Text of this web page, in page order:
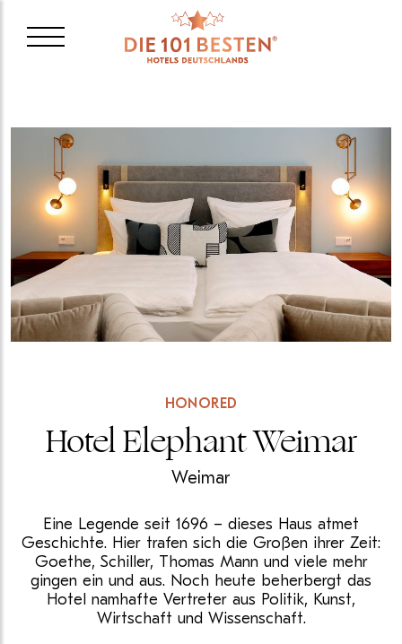
HONORED
Hotel Elephant Weimar
Weimar
Eine Legende seit 1696 – dieses Haus atmet
Geschichte. Hier trafen sich die Großen ihrer Zeit:
Goethe, Schiller, Thomas Mann und viele mehr
gingen ein und aus. Noch heute beherbergt das
Hotel namhafte Vertreter aus Politik, Kunst,
Wirtschaft und Wissenschaft.